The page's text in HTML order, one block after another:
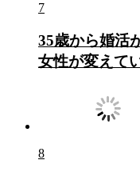
7
35歳から婚活
女性が変えて
8